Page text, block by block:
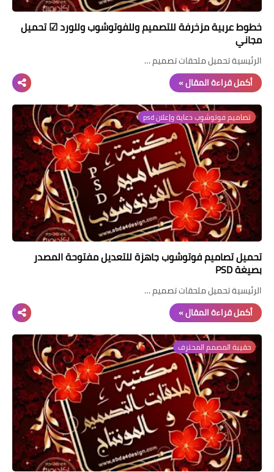
خطوط عربية مزخرفة للتصميم وللفوتوشوب وللورد ☑ تحميل
مجاني
الرئيسية تحميل ملحقات تصميم …
أكمل قراءة المقال »
تصاميم فوتوشوب دعاية وإعلان psd
تحميل تصاميم فوتوشوب جاهزة للتعديل مفتوحة المصدر
بصيغة PSD
الرئيسية تحميل ملحقات تصميم …
أكمل قراءة المقال »
حقيبة المصمم المحترف